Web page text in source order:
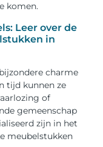
komen.
Leer over de
in
charme
tijd kunnen ze
of
gemeenschap
zijn in het
meubelstukken